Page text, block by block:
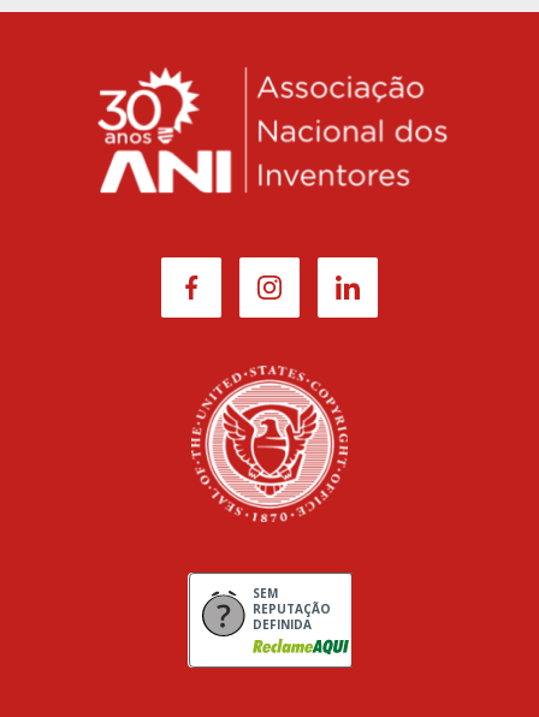
SEM
REPUTAÇÃO
DEFINIDA